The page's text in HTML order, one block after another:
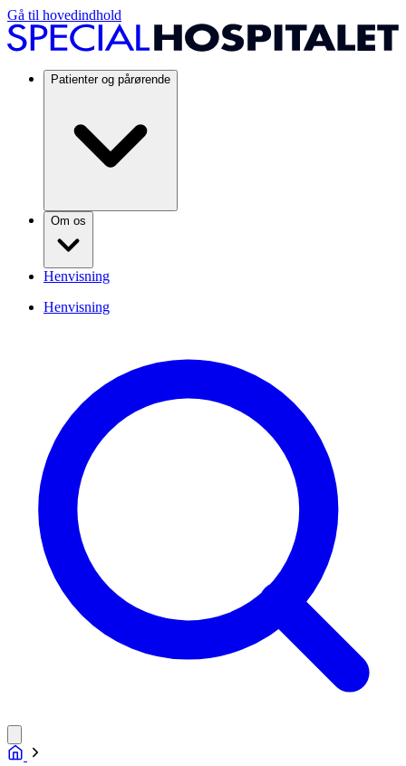
Gå til hovedindhold
Patienter og pårørende
Om os
Henvisning
Henvisning